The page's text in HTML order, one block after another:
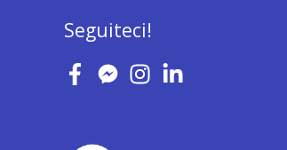
Seguiteci!